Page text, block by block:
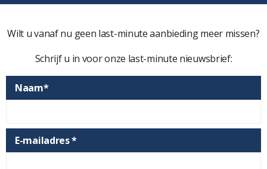
Wilt u vanaf nu geen last-minute aanbieding meer missen?
Schrijf u in voor onze last-minute nieuwsbrief:
Naam*
E-mailadres *